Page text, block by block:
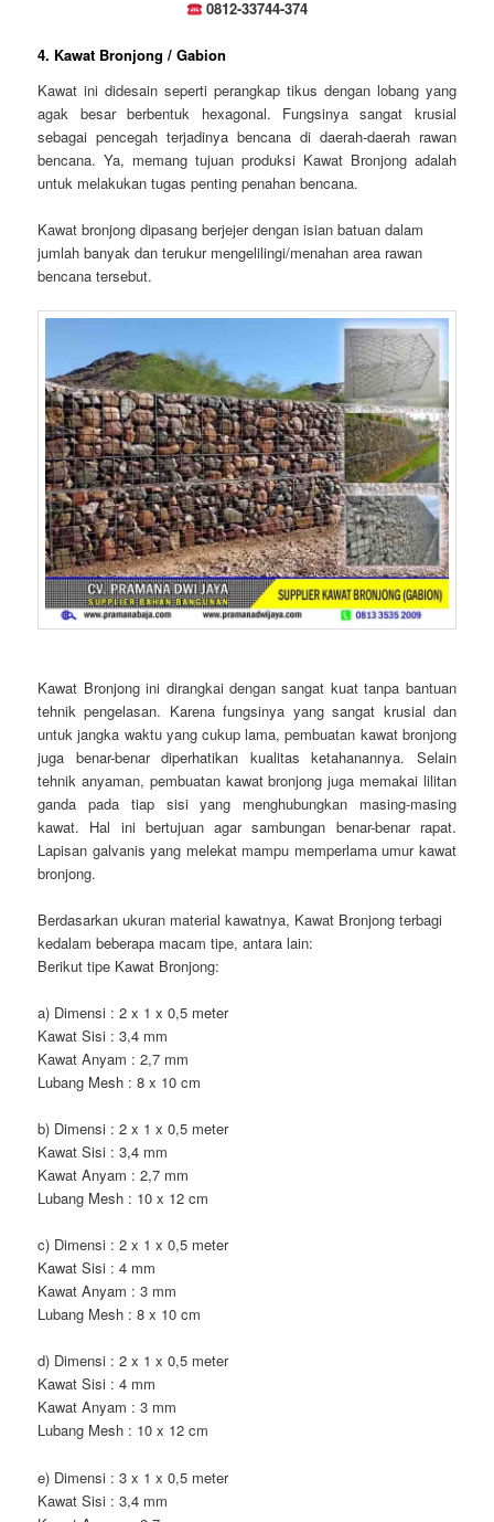
0812-33744-374
4. Kawat Bronjong / Gabion
Kawat ini didesain seperti perangkap tikus dengan lobang yang
agak besar berbentuk hexagonal. Fungsinya sangat krusial
sebagai pencegah terjadinya bencana di daerah-daerah rawan
bencana. Ya, memang tujuan produksi Kawat Bronjong adalah
untuk melakukan tugas penting penahan bencana.
Kawat bronjong dipasang berjejer dengan isian batuan dalam
jumlah banyak dan terukur mengelilingi/menahan area rawan
bencana tersebut.
Kawat Bronjong ini dirangkai dengan sangat kuat tanpa bantuan
tehnik pengelasan. Karena fungsinya yang sangat krusial dan
untuk jangka waktu yang cukup lama, pembuatan kawat bronjong
juga benar-benar diperhatikan kualitas ketahanannya. Selain
tehnik anyaman, pembuatan kawat bronjong juga memakai lilitan
ganda pada tiap sisi yang menghubungkan masing-masing
kawat. Hal ini bertujuan agar sambungan benar-benar rapat.
Lapisan galvanis yang melekat mampu memperlama umur kawat
bronjong.
Berdasarkan ukuran material kawatnya, Kawat Bronjong terbagi
kedalam beberapa macam tipe, antara lain:
Berikut tipe Kawat Bronjong:
a) Dimensi : 2 x 1 x 0,5 meter
Kawat Sisi : 3,4 mm
Kawat Anyam : 2,7 mm
Lubang Mesh : 8 x 10 cm
b) Dimensi : 2 x 1 x 0,5 meter
Kawat Sisi : 3,4 mm
Kawat Anyam : 2,7 mm
Lubang Mesh : 10 x 12 cm
c) Dimensi : 2 x 1 x 0,5 meter
Kawat Sisi : 4 mm
Kawat Anyam : 3 mm
Lubang Mesh : 8 x 10 cm
d) Dimensi : 2 x 1 x 0,5 meter
Kawat Sisi : 4 mm
Kawat Anyam : 3 mm
Lubang Mesh : 10 x 12 cm
e) Dimensi : 3 x 1 x 0,5 meter
Kawat Sisi : 3,4 mm